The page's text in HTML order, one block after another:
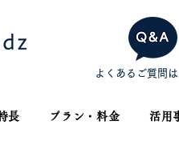
長 プラン・料金 活用
よくあるご質問